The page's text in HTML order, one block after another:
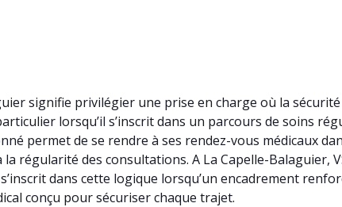
signifie privilégier une prise en charge où la
lorsqu’il s’inscrit dans un parcours de soins
permet de se rendre à ses rendez-vous médicaux
régularité des consultations. A La Capelle-Balaguier,
dans cette logique lorsqu’un encadrement
conçu pour sécuriser chaque trajet.